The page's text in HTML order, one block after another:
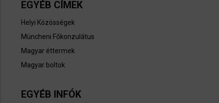
EGYÉB CÍMEK
Helyi Közösségek
Müncheni Főkonzulátus
Magyar éttermek
Magyar boltok
EGYÉB INFÓK